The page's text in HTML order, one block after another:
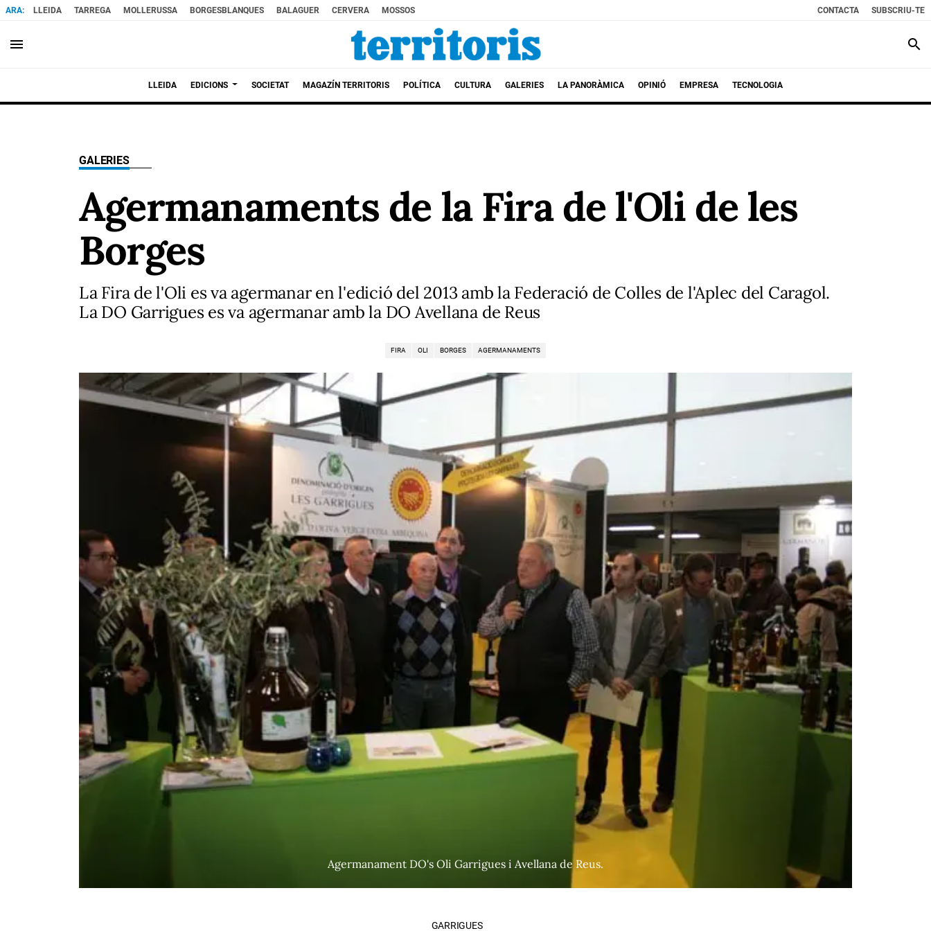
LLEIDA TARREGA MOLLERUSSA BORGESBLANQUES BALAGUER CERVERA MOSSOS CONTACTA SUBSCRIU-TE
menu search
LLEIDA EDICIONS SOCIETAT MAGAZÍN TERRITORIS POLÍTICA CULTURA GALERIES LA PANORÀMICA OPINIÓ EMPRESA TECNOLOGIA
GALERIES
Agermanaments de la Fira de l'Oli de les
Borges
La Fira de l'Oli es va agermanar en l'edició del 2013 amb la Federació de Colles de l'Aplec del Caragol.
La DO Garrigues es va agermanar amb la DO Avellana de Reus
FIRA OLI BORGES AGERMANAMENTS
Agermanament DO's Oli Garrigues i Avellana de Reus.
GARRIGUES